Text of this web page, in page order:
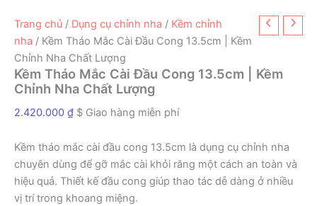
Trang chủ / Dụng cụ chỉnh nha / Kềm chỉnh
nha / Kềm Tháo Mắc Cài Đầu Cong 13.5cm | Kềm
Chỉnh Nha Chất Lượng
Kềm Tháo Mắc Cài Đầu Cong 13.5cm | Kềm
Chỉnh Nha Chất Lượng
2.420.000 ₫ $ Giao hàng miễn phí
Kềm tháo mắc cài đầu cong 13.5cm là dụng cụ chỉnh nha
chuyên dùng để gỡ mắc cài khỏi răng một cách an toàn và
hiệu quả. Thiết kế đầu cong giúp thao tác dễ dàng ở nhiều
vị trí trong khoang miệng.